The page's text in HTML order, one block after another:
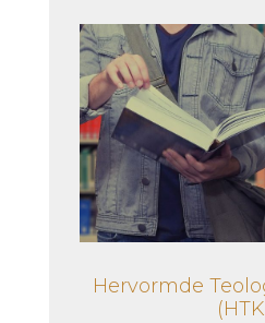
Hervormde